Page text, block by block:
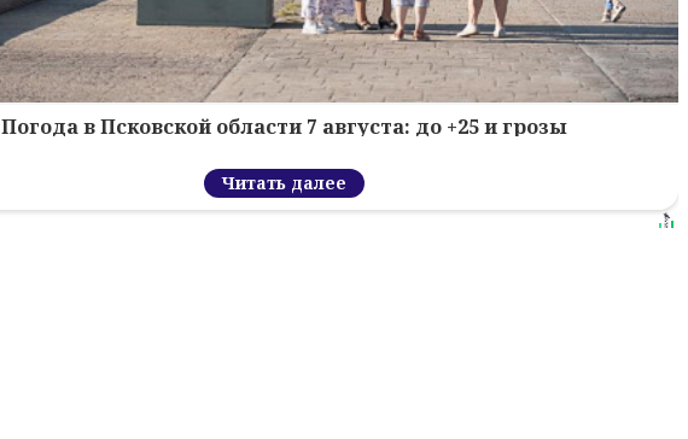
Погода в Псковской области 7 августа: до +25 и грозы
Читать далее